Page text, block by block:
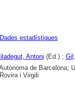
Dades estadístiques
Antoni (Ed.) ;
de Barcelona;
i Virgili